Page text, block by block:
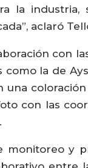
la industria,
aclaró
con
la de
con las
y